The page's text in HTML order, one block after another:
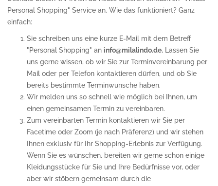
Personal Shopping" Service an. Wie das funktioniert? Ganz
einfach:
Sie schreiben uns eine kurze E-Mail mit dem Betreff
"Personal Shopping" an info@milalindo.de. Lassen Sie
uns gerne wissen, ob wir Sie zur Terminvereinbarung per
Mail oder per Telefon kontaktieren dürfen, und ob Sie
bereits bestimmte Terminwünsche haben.
Wir melden uns so schnell wie möglich bei Ihnen, um
einen gemeinsamen Termin zu vereinbaren.
Zum vereinbarten Termin kontaktieren wir Sie per
Facetime oder Zoom (je nach Präferenz) und wir stehen
Ihnen exklusiv für Ihr Shopping-Erlebnis zur Verfügung.
Wenn Sie es wünschen, bereiten wir gerne schon einige
Kleidungsstücke für Sie und Ihre Bedürfnisse vor, oder
aber wir stöbern gemeinsam durch die